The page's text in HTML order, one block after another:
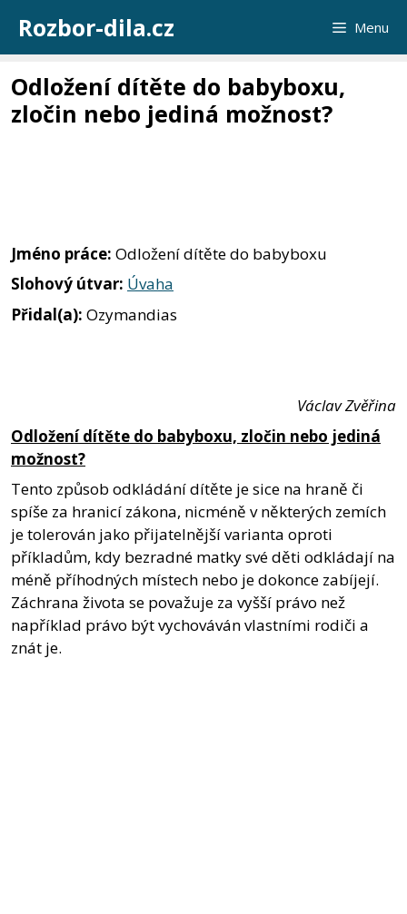
obsah
Rozbor-dila.cz Menu
Odložení dítěte do babyboxu,
zločin nebo jediná možnost?
Jméno práce: Odložení dítěte do babyboxu
Slohový útvar: Úvaha
Přidal(a): Ozymandias
Václav Zvěřina
Odložení dítěte do babyboxu, zločin nebo jediná
možnost?
Tento způsob odkládání dítěte je sice na hraně či
spíše za hranicí zákona, nicméně v některých zemích
je tolerován jako přijatelnější varianta oproti
příkladům, kdy bezradné matky své děti odkládají na
méně příhodných místech nebo je dokonce zabíjejí.
Záchrana života se považuje za vyšší právo než
například právo být vychováván vlastními rodiči a
znát je.